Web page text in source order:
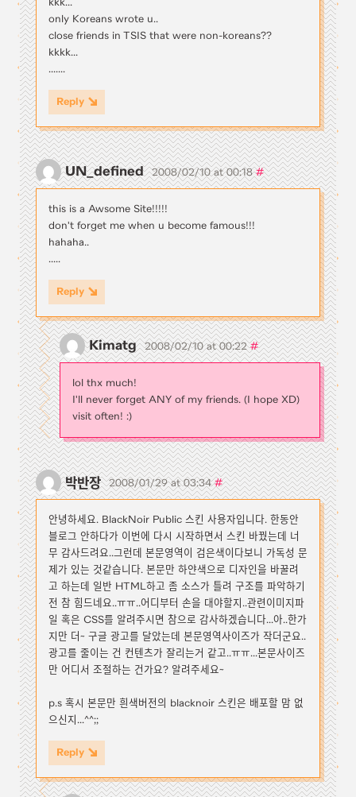
only Koreans wrote u..
close friends in TSIS that were non-koreans??
kkkk...
.......
Reply
UN_defined 2008/02/10 at 00:18#
this is a Awsome Site!!!!!
don't forget me when u become famous!!!
hahaha..
.....
Reply
Kimatg 2008/02/10 at 00:22#
lol thx much!
I'll never forget ANY of my friends. (I hope XD)
visit often! :)
박반장 2008/01/29 at 03:34#
안녕하세요. BlackNoir Public 스킨 사용자입니다. 한동안
블로그 안하다가 이번에 다시 시작하면서 스킨 바꿨는데 너
무 감사드려요..그런데 본문영역이 검은색이다보니 가독성 문
제가 있는 것같습니다. 본문만 하얀색으로 디자인을 바꿀려
고 하는데 일반 HTML하고 좀 소스가 틀려 구조를 파악하기
전 참 힘드네요..ㅠㅠ..어디부터 손을 대야할지..관련이미지파
일 혹은 CSS를 알려주시면 참으로 감사하겠습니다...아..한가
지만 더~ 구글 광고를 달았는데 본문영역사이즈가 작더군요..
광고를 줄이는 건 컨텐츠가 잘리는거 같고..ㅠㅠ...본문사이즈
만 어디서 조절하는 건가요? 알려주세요~
p.s 혹시 본문만 흰색버전의 blacknoir 스킨은 배포할 맘 없
으신지...^^;;
Reply